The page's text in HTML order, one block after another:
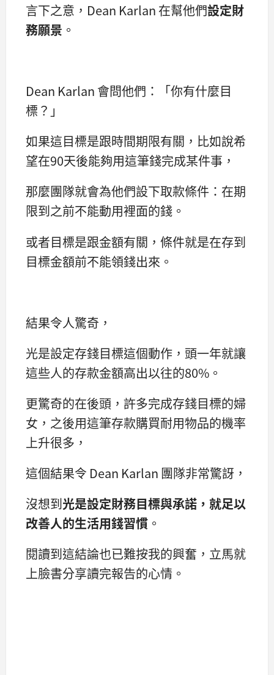
言下之意，Dean Karlan 在幫他們設定財
務願景 。
Dean Karlan 會問他們：「你有什麼目
標？」
如果這目標是跟時間期限有關，比如說希
望在90天後能夠用這筆錢完成某件事，
那麼團隊就會為他們設下取款條件：在期
限到之前不能動用裡面的錢。
或者目標是跟金額有關，條件就是在存到
目標金額前不能領錢出來。
結果令人驚奇，
光是設定存錢目標這個動作，頭一年就讓
這些人的存款金額高出以往的80%。
更驚奇的在後頭，許多完成存錢目標的婦
女，之後用這筆存款購買耐用物品的機率
上升很多，
這個結果令 Dean Karlan 團隊非常驚訝，
沒想到光是設定財務目標與承諾，就足以
改善人的生活用錢習慣 。
閱讀到這結論也已難按我的興奮，立馬就
上臉書分享讀完報告的心情。